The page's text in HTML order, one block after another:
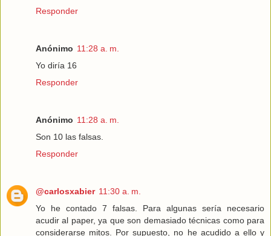
Responder
Anónimo 11:28 a. m.
Yo diría 16
Responder
Anónimo 11:28 a. m.
Son 10 las falsas.
Responder
@carlosxabier 11:30 a. m.
Yo he contado 7 falsas. Para algunas sería necesario
acudir al paper, ya que son demasiado técnicas como para
considerarse mitos. Por supuesto, no he acudido a ello y